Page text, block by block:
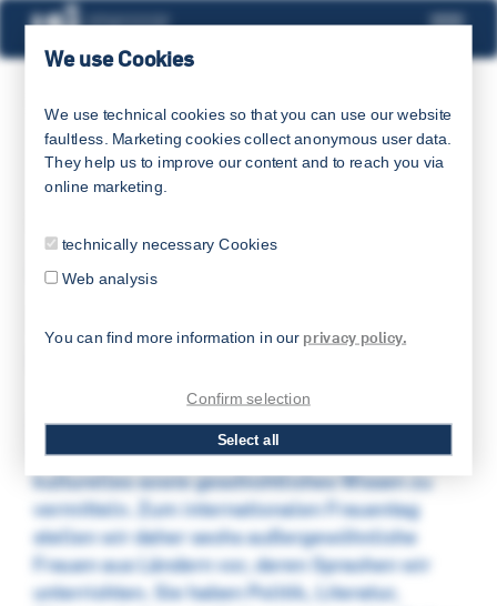
We use Cookies
We use technical cookies so that you can use our website
faultless. Marketing cookies collect anonymous user data.
They help us to improve our content and to reach you via
online marketing.
technically necessary Cookies
Web analysis
You can find more information in our privacy policy.
Confirm selection
Select all
LSI
Sprachen die Geschichte erzählen
internationalen Frauentag
In unseren Sprachkursen sind wir darauf
bedacht neben sprachlicher Kompetenz auch
kulturelles sowie geschichtliches Wissen zu
vermitteln. Zum internationalen Frauentag
stellen wir daher sechs außergewöhnliche
Frauen aus Ländern vor, deren Sprachen wir
unterrichten. Sie haben Politik, Literatur,